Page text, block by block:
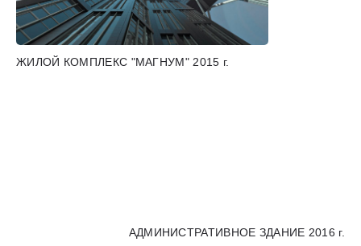
ЖИЛОЙ КОМПЛЕКС "МАГНУМ" 2015 г.
АДМИНИСТРАТИВНОЕ ЗДАНИЕ 2016 г.